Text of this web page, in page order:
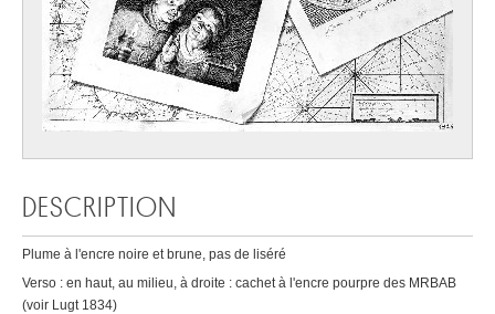
DESCRIPTION
Plume à l'encre noire et brune, pas de liséré
Verso : en haut, au milieu, à droite : cachet à l'encre pourpre des MRBAB
(voir Lugt 1834)